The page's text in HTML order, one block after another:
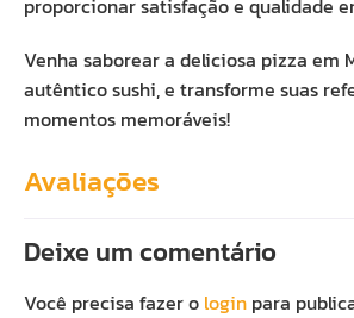
proporcionar satisfação e qualidade
Venha saborear a deliciosa pizza em
autêntico sushi, e transforme suas
momentos memoráveis!
Avaliações
Deixe um comentário
Você precisa fazer o login para